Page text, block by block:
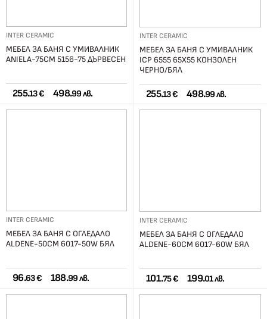
INTER CERAMIC
МЕБЕЛ ЗА БАНЯ С УМИВАЛНИК
ANIELA-75СМ 5156-75 ДЪРВЕСЕН
255.13 € 498.99 лв.
INTER CERAMIC
МЕБЕЛ ЗА БАНЯ С УМИВАЛНИК
ICP 6555 65X55 КОНЗОЛЕН
ЧЕРНО/БЯЛ
255.13 € 498.99 лв.
INTER CERAMIC
МЕБЕЛ ЗА БАНЯ С ОГЛЕДАЛО
ALDENE-50СМ 6017-50W БЯЛ
96.63 € 188.99 лв.
INTER CERAMIC
МЕБЕЛ ЗА БАНЯ С ОГЛЕДАЛО
ALDENE-60СМ 6017-60W БЯЛ
101.75 € 199.01 лв.